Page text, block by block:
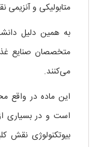
متابولیکی و
به همین دلیل
متخصصان صنایع
می‌کنند.
این ماده در واقع
است و در بسیاری از
بیوتکنولوژی نقش